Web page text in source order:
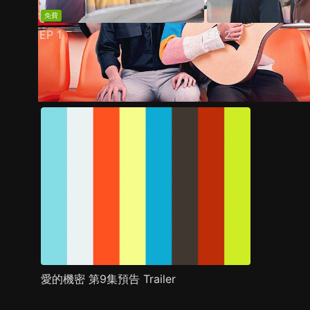
免費
EP 1 EP2
劇照 推薦影片 劇情介紹
愛的機密 第9集預告 Trailer